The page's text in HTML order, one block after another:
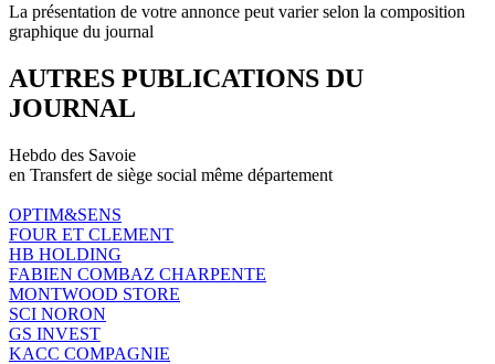
La présentation de votre annonce peut varier selon la composition
graphique du journal
AUTRES PUBLICATIONS DU
JOURNAL
Hebdo des Savoie
en Transfert de siège social même département
OPTIM&SENS
FOUR ET CLEMENT
HB HOLDING
FABIEN COMBAZ CHARPENTE
MONTWOOD STORE
SCI NORON
GS INVEST
KACC COMPAGNIE